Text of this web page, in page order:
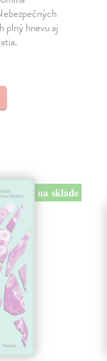
plný hnevu aj
na sklade